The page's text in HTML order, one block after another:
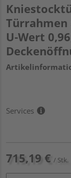
Türrahmen
U-Wert
Services
715,19 € / Stk.